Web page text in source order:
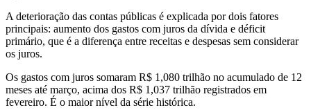
A deterioração das contas públicas é explicada por dois fatores
principais: aumento dos gastos com juros da dívida e déficit
primário, que é a diferença entre receitas e despesas sem considerar
os juros.
Os gastos com juros somaram R$ 1,080 trilhão no acumulado de 12
meses até março, acima dos R$ 1,037 trilhão registrados em
fevereiro. É o maior nível da série histórica.